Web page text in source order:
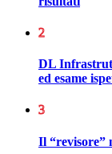
2
DL
ed esame
3
Il “revisore”